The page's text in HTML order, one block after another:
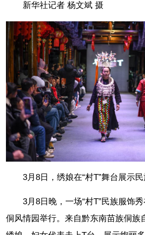
新华社记者 杨文斌 摄
3月8日，绣娘在“村T”舞台展示民
3月8日晚，一场“村T”民族服饰
侗风情园举行。来自黔东南苗族侗族